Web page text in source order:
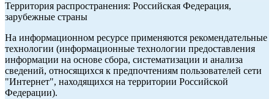
Территория распространения: Российская Федерация,
зарубежные страны
На информационном ресурсе применяются рекомендательные
технологии (информационные технологии предоставления
информации на основе сбора, систематизации и анализа
сведений, относящихся к предпочтениям пользователей сети
"Интернет", находящихся на территории Российской
Федерации).